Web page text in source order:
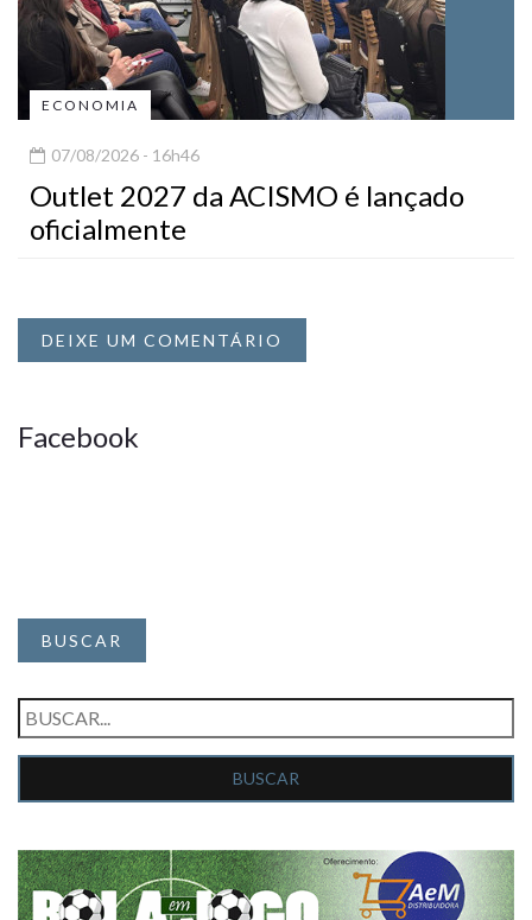
ECONOMIA
07/08/2026 - 16h46
Outlet 2027 da ACISMO é lançado
oficialmente
DEIXE UM COMENTÁRIO
Facebook
BUSCAR